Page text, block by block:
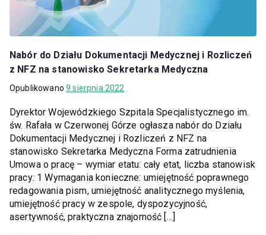
Nabór do Działu Dokumentacji Medycznej i Rozliczeń
z NFZ na stanowisko Sekretarka Medyczna
Opublikowano9 sierpnia 2022
Dyrektor Wojewódzkiego Szpitala Specjalistycznego im.
św. Rafała w Czerwonej Górze ogłasza nabór do Działu
Dokumentacji Medycznej i Rozliczeń z NFZ na
stanowisko Sekretarka Medyczna Forma zatrudnienia
Umowa o pracę – wymiar etatu: cały etat, liczba stanowisk
pracy: 1 Wymagania konieczne: umiejętność poprawnego
redagowania pism, umiejętność analitycznego myślenia,
umiejętność pracy w zespole, dyspozycyjność,
asertywność, praktyczna znajomość […]